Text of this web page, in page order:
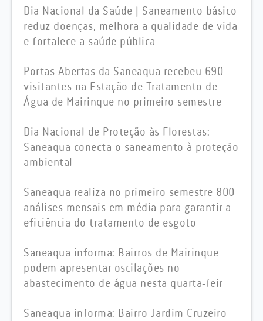
Dia Nacional da Saúde | Saneamento básico
reduz doenças, melhora a qualidade de vida
e fortalece a saúde pública
Portas Abertas da Saneaqua recebeu 690
visitantes na Estação de Tratamento de
Água de Mairinque no primeiro semestre
Dia Nacional de Proteção às Florestas:
Saneaqua conecta o saneamento à proteção
ambiental
Saneaqua realiza no primeiro semestre 800
análises mensais em média para garantir a
eficiência do tratamento de esgoto
Saneaqua informa: Bairros de Mairinque
podem apresentar oscilações no
abastecimento de água nesta quarta-feir
Saneaqua informa: Bairro Jardim Cruzeiro